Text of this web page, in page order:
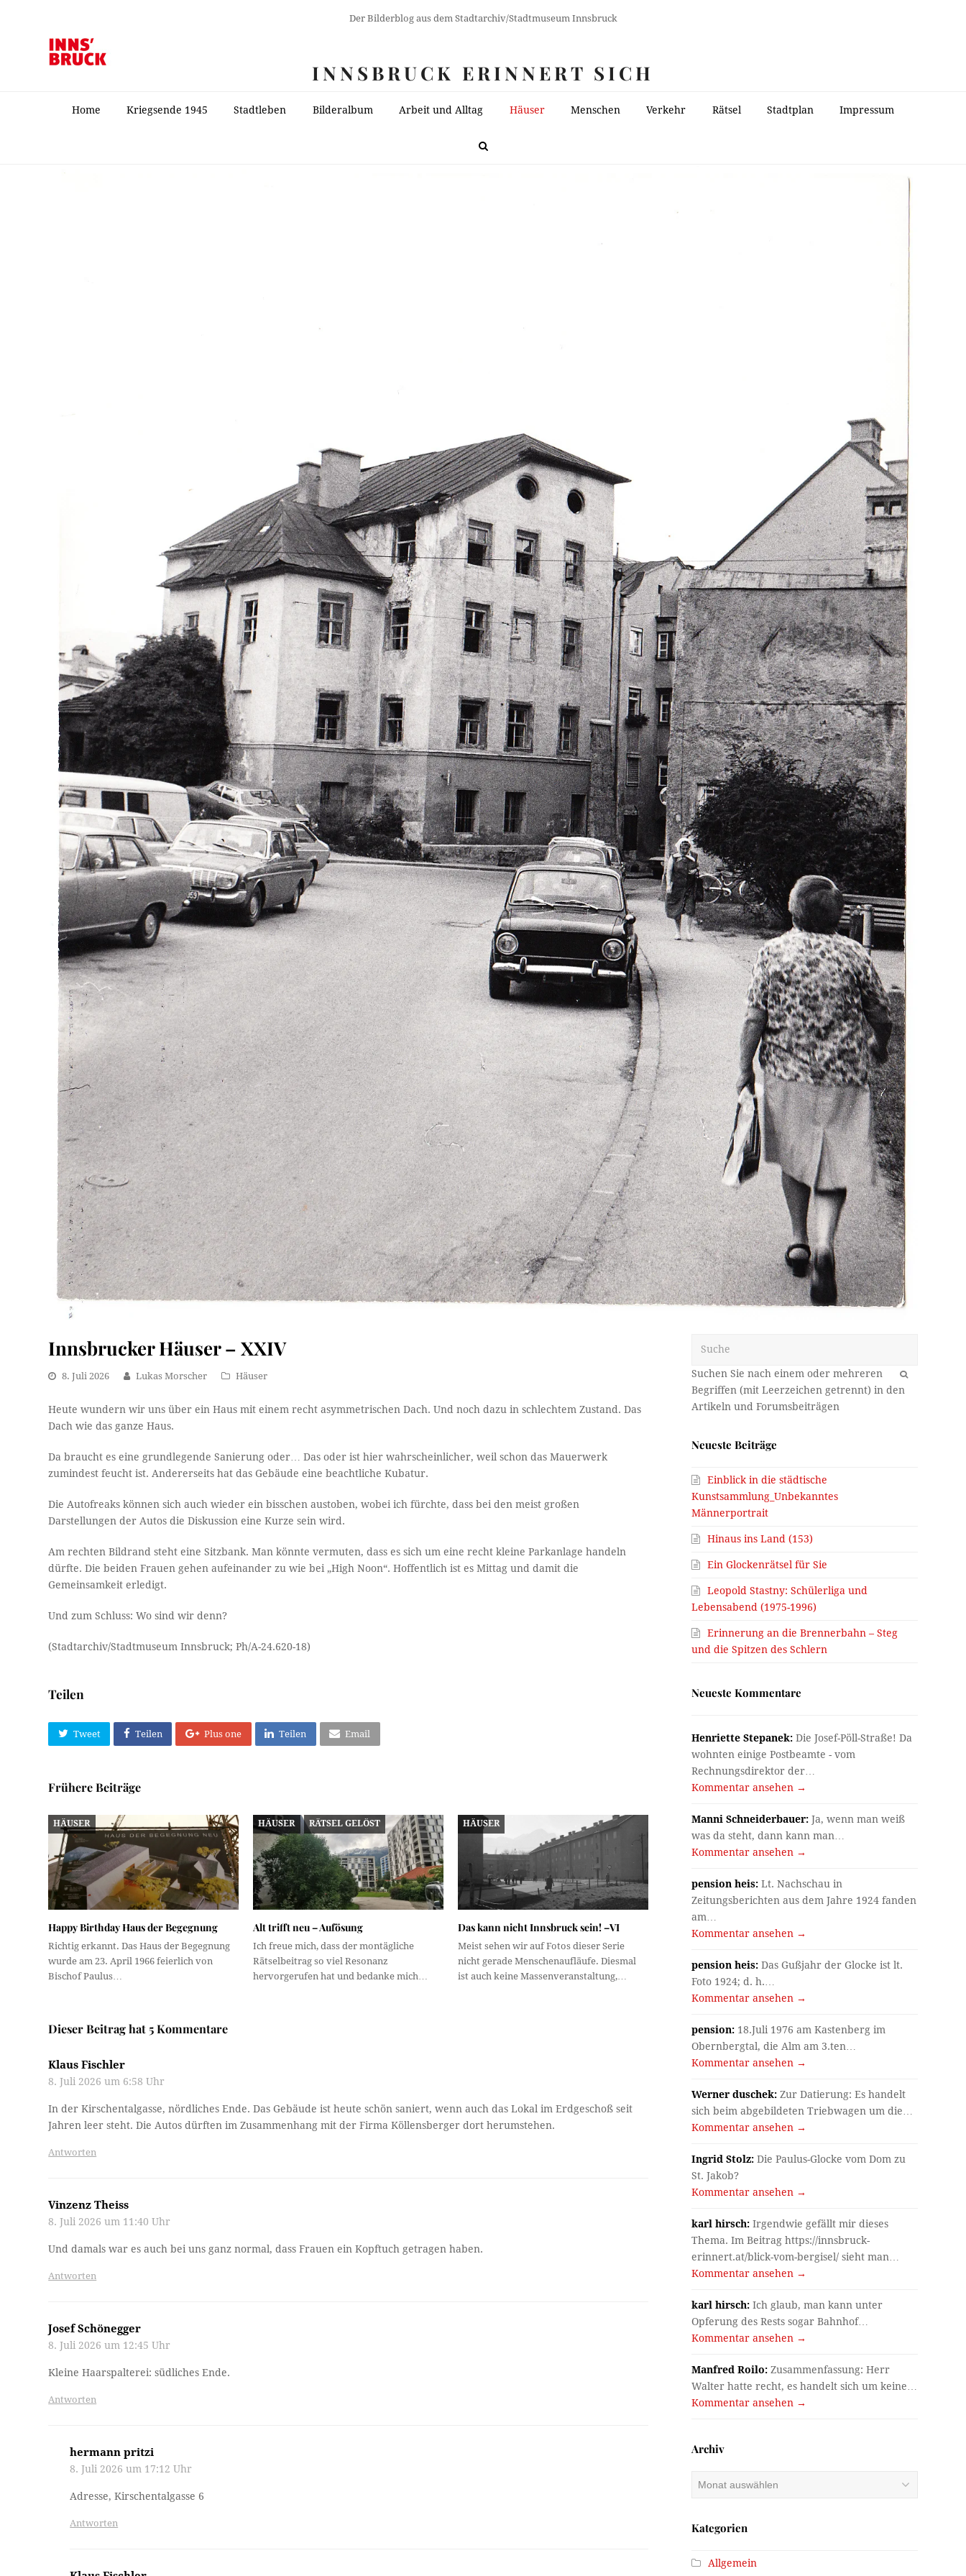
Der Bilderblog aus dem Stadtarchiv/Stadtmuseum Innsbruck
INNSBRUCK ERINNERT SICH
Home Kriegsende 1945 Stadtleben Bilderalbum Arbeit und Alltag Häuser Menschen Verkehr Rätsel Stadtplan Impressum
Innsbrucker Häuser – XXIV
8. Juli 2026 Lukas Morscher Häuser
Heute wundern wir uns über ein Haus mit einem recht asymmetrischen Dach. Und noch dazu in schlechtem Zustand. Das
Dach wie das ganze Haus.
Da braucht es eine grundlegende Sanierung oder… Das oder ist hier wahrscheinlicher, weil schon das Mauerwerk
zumindest feucht ist. Andererseits hat das Gebäude eine beachtliche Kubatur.
Die Autofreaks können sich auch wieder ein bisschen austoben, wobei ich fürchte, dass bei den meist großen
Darstellungen der Autos die Diskussion eine Kurze sein wird.
Am rechten Bildrand steht eine Sitzbank. Man könnte vermuten, dass es sich um eine recht kleine Parkanlage handeln
dürfte. Die beiden Frauen gehen aufeinander zu wie bei „High Noon“. Hoffentlich ist es Mittag und damit die
Gemeinsamkeit erledigt.
Und zum Schluss: Wo sind wir denn?
(Stadtarchiv/Stadtmuseum Innsbruck; Ph/A-24.620-18)
Teilen
Tweet Teilen Plus one Teilen Email
Frühere Beiträge
HÄUSER
Happy Birthday Haus der Begegnung
Richtig erkannt. Das Haus der Begegnung
wurde am 23. April 1966 feierlich von
Bischof Paulus…
HÄUSER RÄTSEL GELÖST
Alt trifft neu – Aufösung
Ich freue mich, dass der montägliche
Rätselbeitrag so viel Resonanz
hervorgerufen hat und bedanke mich…
HÄUSER
Das kann nicht Innsbruck sein! –VI
Meist sehen wir auf Fotos dieser Serie
nicht gerade Menschenaufläufe. Diesmal
ist auch keine Massenveranstaltung,…
Dieser Beitrag hat 5 Kommentare
Klaus Fischler
8. Juli 2026 um 6:58 Uhr
In der Kirschentalgasse, nördliches Ende. Das Gebäude ist heute schön saniert, wenn auch das Lokal im Erdgeschoß seit
Jahren leer steht. Die Autos dürften im Zusammenhang mit der Firma Köllensberger dort herumstehen.
Antworten
Vinzenz Theiss
8. Juli 2026 um 11:40 Uhr
Und damals war es auch bei uns ganz normal, dass Frauen ein Kopftuch getragen haben.
Antworten
Josef Schönegger
8. Juli 2026 um 12:45 Uhr
Kleine Haarspalterei: südliches Ende.
Antworten
hermann pritzi
8. Juli 2026 um 17:12 Uhr
Adresse, Kirschentalgasse 6
Antworten
OK
Neueste Beiträge
Einblick in die städtische
Kunstsammlung_Unbekanntes
Männerportrait
Hinaus ins Land (153)
Ein Glockenrätsel für Sie
Leopold Stastny: Schülerliga und
Lebensabend (1975-1996)
Erinnerung an die Brennerbahn – Steg
und die Spitzen des Schlern
Neueste Kommentare
Henriette Stepanek: Die Josef-Pöll-Straße! Da
wohnten einige Postbeamte - vom
Rechnungsdirektor der…
Kommentar ansehen →
Manni Schneiderbauer: Ja, wenn man weiß
was da steht, dann kann man…
Kommentar ansehen →
pension heis: Lt. Nachschau in
Zeitungsberichten aus dem Jahre 1924 fanden
am…
Kommentar ansehen →
pension heis: Das Gußjahr der Glocke ist lt.
Foto 1924; d. h.…
Kommentar ansehen →
pension: 18.Juli 1976 am Kastenberg im
Obernbergtal, die Alm am 3.ten…
Kommentar ansehen →
Werner duschek: Zur Datierung: Es handelt
sich beim abgebildeten Triebwagen um die…
Kommentar ansehen →
Ingrid Stolz: Die Paulus-Glocke vom Dom zu
St. Jakob?
Kommentar ansehen →
karl hirsch: Irgendwie gefällt mir dieses
Thema. Im Beitrag https://innsbruck-
erinnert.at/blick-vom-bergisel/ sieht man…
Kommentar ansehen →
karl hirsch: Ich glaub, man kann unter
Opferung des Rests sogar Bahnhof…
Kommentar ansehen →
Manfred Roilo: Zusammenfassung: Herr
Walter hatte recht, es handelt sich um keine…
Kommentar ansehen →
Archiv
Kategorien
Allgemein